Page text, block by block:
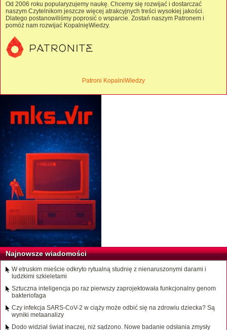
Od 2006 roku popularyzujemy naukę. Chcemy się rozwijać i dostarczać
naszym Czytelnikom jeszcze więcej atrakcyjnych treści wysokiej jakości.
Dlatego postanowiliśmy poprosić o wsparcie. Zostań naszym Patronem i
pomóż nam rozwijać KopalnięWiedzy.
Patroni KopalniWiedzy
Najnowsze wiadomości
W etruskim mieście odkryto rytualną studnię z nienaruszonymi darami i
ludzkimi szkieletami
Sztuczna inteligencja po raz pierwszy zaprojektowała funkcjonalny genom
bakteriofaga
Czy infekcja SARS-CoV-2 w ciąży może odbić się na zdrowiu dziecka? Są
wyniki metaanalizy
Dodo widział świat inaczej, niż sądzono. Nowe badanie odsłania zmysły